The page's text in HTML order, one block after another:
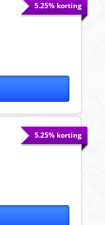
5.25% korting
5.25% korting